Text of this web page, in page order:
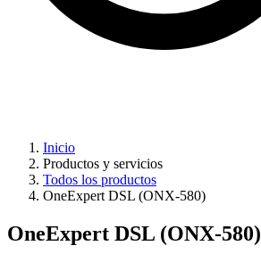
Inicio
Productos y servicios
Todos los productos
OneExpert DSL (ONX-580)
OneExpert DSL (ONX-580)